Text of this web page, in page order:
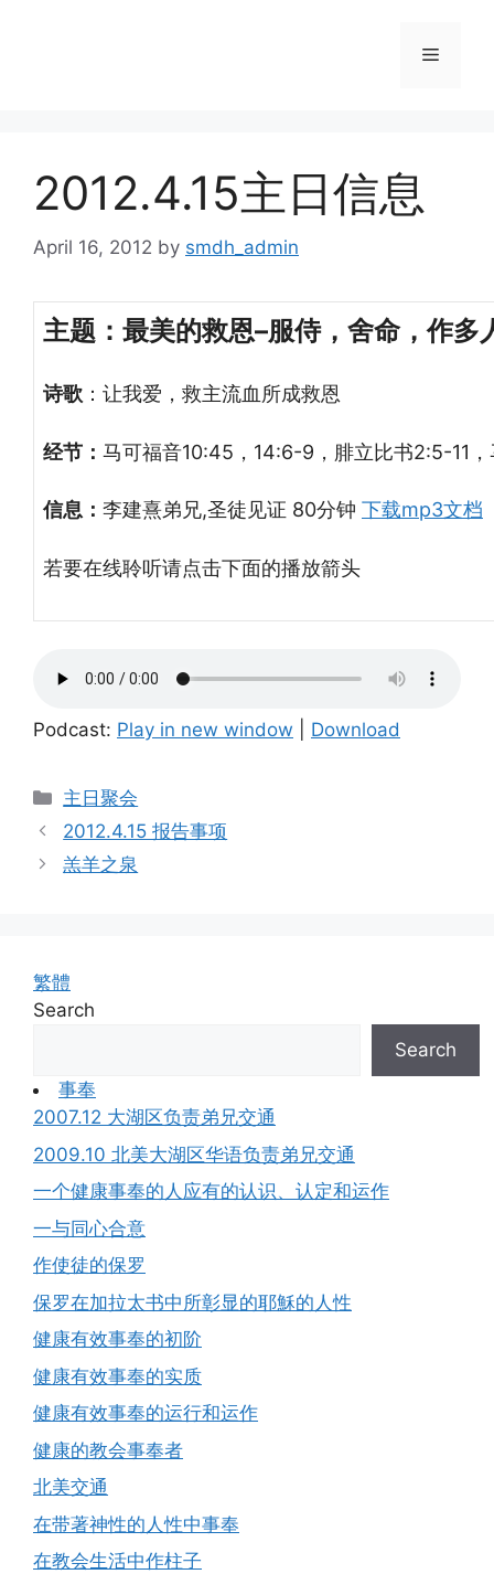
Menu
2012.4.15主日信息
April 16, 2012 by smdh_admin
主题：最美的救恩–服侍，舍命，作多
诗歌 ：让我爱，救主流血所成救恩
经节： 马可福音10:45，14:6-9，腓立比书2:5-11
信息： 李建熹弟兄,圣徒见证 80分钟 下载mp3文档
若要在线聆听请点击下面的播放箭头
Podcast: Play in new window Download
Categories
主日聚会
2012.4.15 报告事项
羔羊之泉
繁體
Search
Search
事奉
2007.12 大湖区负责弟兄交通
2009.10 北美大湖区华语负责弟兄交通
一个健康事奉的人应有的认识、认定和运作
一与同心合意
作使徒的保罗
保罗在加拉太书中所彰显的耶穌的人性
健康有效事奉的初阶
健康有效事奉的实质
健康有效事奉的运行和运作
健康的教会事奉者
北美交通
在带著神性的人性中事奉
在教会生活中作柱子